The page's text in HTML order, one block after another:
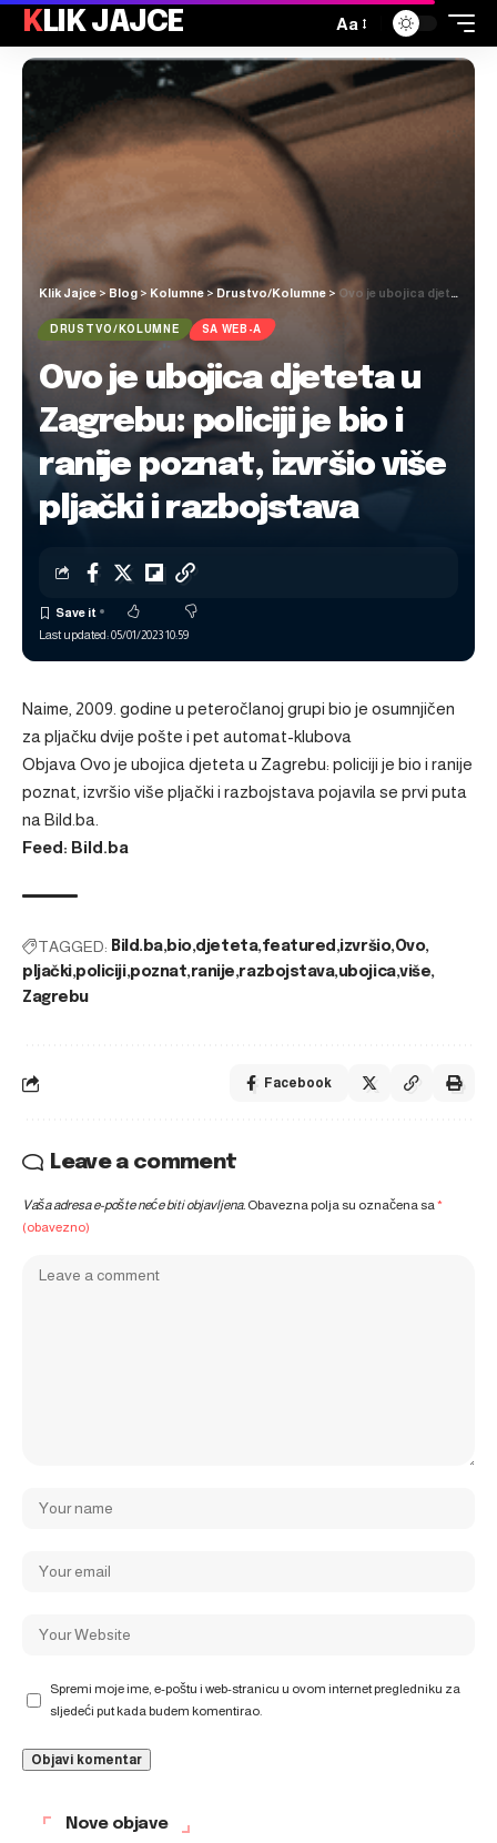
KLIK JAJCE Aa
Klik Jajce > Blog > Kolumne > Drustvo/Kolumne > Ovo je ubojica djeteta u Zagrebu: policiji je bio i ranije poznat, izvršio više pljački i razbojstava
DRUSTVO/KOLUMNE SA WEB-A
Ovo je ubojica djeteta u
Zagrebu: policiji je bio i
ranije poznat, izvršio više
pljački i razbojstava
Last updated: 05/01/2023 10:59
Naime, 2009. godine u peteročlanoj grupi bio je osumnjičen
za pljačku dvije pošte i pet automat-klubova
Objava Ovo je ubojica djeteta u Zagrebu: policiji je bio i ranije
poznat, izvršio više pljački i razbojstava pojavila se prvi puta
na Bild.ba
Feed: Bild.ba
TAGGED: Bild.ba bio djeteta featured izvršio Ovo
pljački policiji poznat ranije razbojstava ubojica više
Zagrebu
Facebook
Leave a comment
Vaša adresa e-pošte neće biti objavljena. Obavezna polja su označena sa*
(obavezno)
Spremi moje ime, e-poštu i web-stranicu u ovom internet pregledniku za
sljedeći put kada budem komentirao.
Nove objave